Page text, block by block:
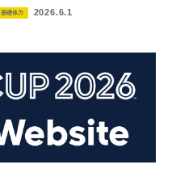
基礎体力 2026.6.1